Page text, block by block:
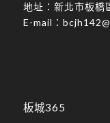
地址： 新北市板橋
E-mail：
板城365